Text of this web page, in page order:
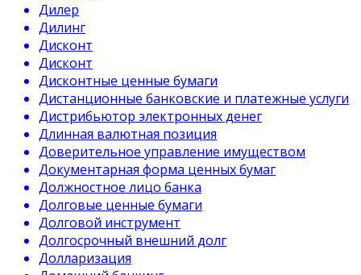
Дилер
Дилинг
Дисконт
Дисконт
Дисконтные ценные бумаги
Дистанционные банковские и платежные услуги
Дистрибьютор электронных денег
Длинная валютная позиция
Доверительное управление имуществом
Документарная форма ценных бумаг
Должностное лицо банка
Долговые ценные бумаги
Долговой инструмент
Долгосрочный внешний долг
Долларизация